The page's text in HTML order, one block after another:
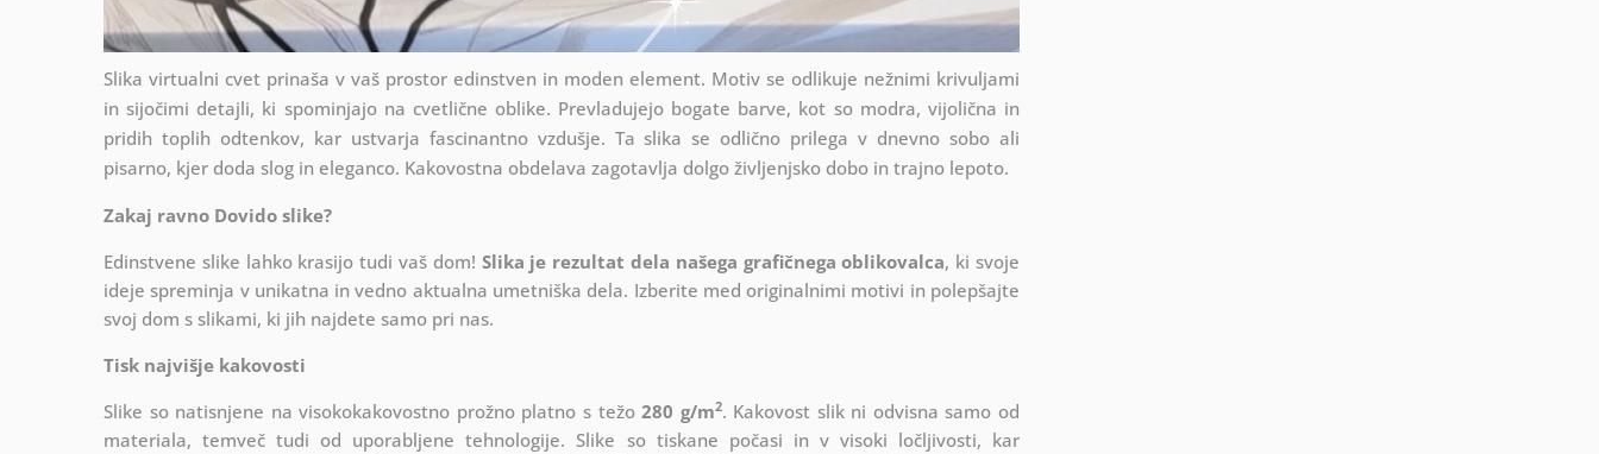
Slika virtualni cvet prinaša v vaš prostor edinstven in moden element. Motiv se odlikuje nežnimi krivuljami
in sijočimi detajli, ki spominjajo na cvetlične oblike. Prevladujejo bogate barve, kot so modra, vijolična in
pridih toplih odtenkov, kar ustvarja fascinantno vzdušje. Ta slika se odlično prilega v dnevno sobo ali
pisarno, kjer doda slog in eleganco. Kakovostna obdelava zagotavlja dolgo življenjsko dobo in trajno lepoto.
Zakaj ravno Dovido slike?
Edinstvene slike lahko krasijo tudi vaš dom! Slika je rezultat dela našega grafičnega oblikovalca, ki svoje
ideje spreminja v unikatna in vedno aktualna umetniška dela. Izberite med originalnimi motivi in polepšajte
svoj dom s slikami, ki jih najdete samo pri nas.
Tisk najvišje kakovosti
Slike so natisnjene na visokokakovostno prožno platno s težo280 g/m2. Kakovost slik ni odvisna samo od
materiala, temveč tudi od uporabljene tehnologije. Slike so tiskane počasi in v visoki ločljivosti, kar